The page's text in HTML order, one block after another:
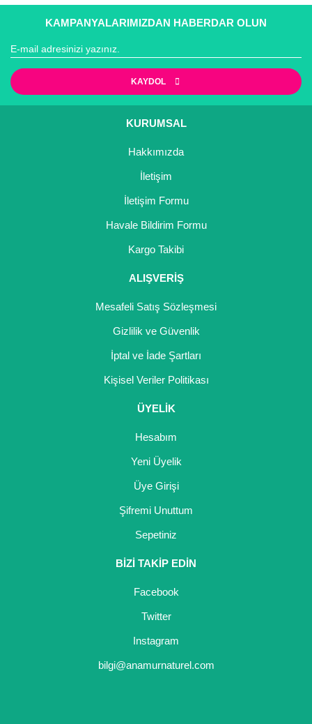
KAMPANYALARIMIZDAN HABERDAR OLUN
KAYDOL
KURUMSAL
Hakkımızda
İletişim
İletişim Formu
Havale Bildirim Formu
Kargo Takibi
ALIŞVERİŞ
Mesafeli Satış Sözleşmesi
Gizlilik ve Güvenlik
İptal ve İade Şartları
Kişisel Veriler Politikası
ÜYELİK
Hesabım
Yeni Üyelik
Üye Girişi
Şifremi Unuttum
Sepetiniz
BİZİ TAKİP EDİN
Facebook
Twitter
Instagram
bilgi@anamurnaturel.com